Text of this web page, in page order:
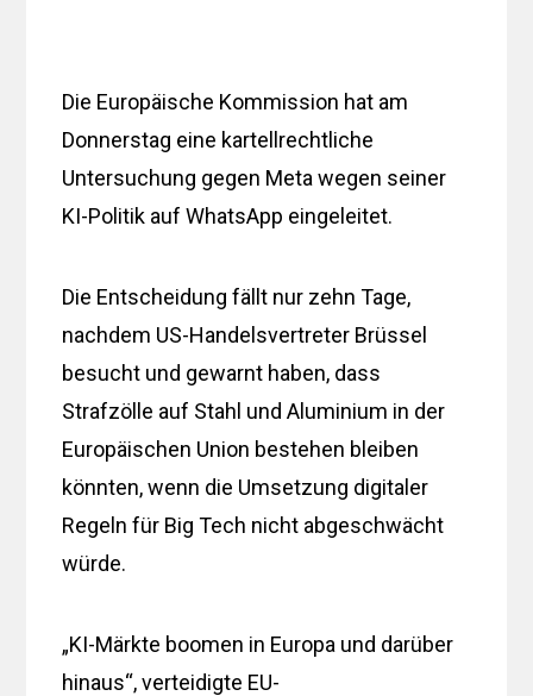
Die Europäische Kommission hat am
Donnerstag eine kartellrechtliche
Untersuchung gegen Meta wegen seiner
KI-Politik auf WhatsApp eingeleitet.
Die Entscheidung fällt nur zehn Tage,
nachdem US-Handelsvertreter Brüssel
besucht und gewarnt haben, dass
Strafzölle auf Stahl und Aluminium in der
Europäischen Union bestehen bleiben
könnten, wenn die Umsetzung digitaler
Regeln für Big Tech nicht abgeschwächt
würde.
„KI-Märkte boomen in Europa und darüber
hinaus“, verteidigte EU-